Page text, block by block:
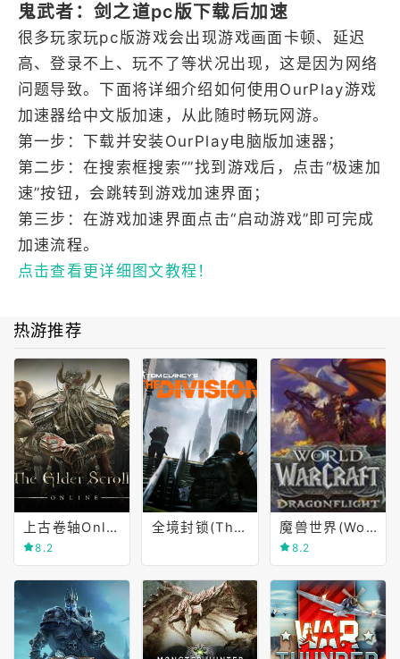
鬼武者：剑之道pc版下载后加速
很多玩家玩pc版游戏会出现游戏画面卡顿、延迟
高、登录不上、玩不了等状况出现，这是因为网络
问题导致。下面将详细介绍如何使用OurPlay游戏
加速器给中文版加速，从此随时畅玩网游。
第一步：下载并安装OurPlay电脑版加速器；
第二步：在搜索框搜索“”找到游戏后，点击“极速加
速”按钮，会跳转到游戏加速界面；
第三步：在游戏加速界面点击“启动游戏”即可完成
加速流程。
点击查看更详细图文教程！
热游推荐
上古卷轴Online(The Elder Scrolls Online)
8.2
全境封锁(The Division) 魔兽世界(World of Warcraft)
8.2